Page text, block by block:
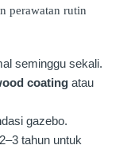
perawatan rutin
seminggu sekali.
coating atau
gazebo.
tahun untuk